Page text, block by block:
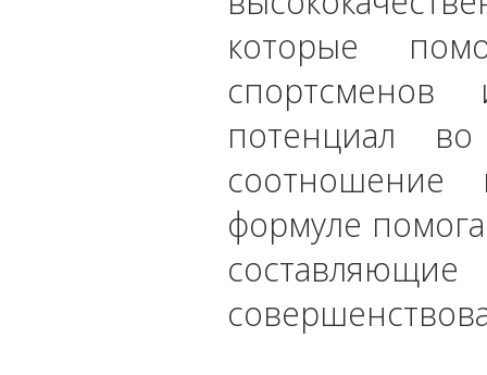
которые
потенциал
соотношение
формуле